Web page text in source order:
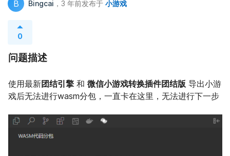
B Bingcai ，3 年前发布于 小游戏
0
问题描述
使用最新团结引擎 和 微信小游戏转换插件团结版 导出小游
戏后无法进行wasm分包，一直卡在这里，无法进行下一步